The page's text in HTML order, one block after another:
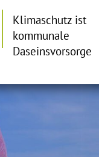
Klimaschutz ist
kommunale
Daseinsvorsorge